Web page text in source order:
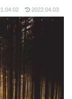
2022.04.03